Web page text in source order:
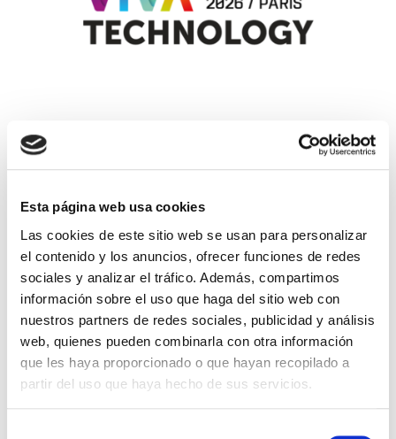
Esta página web usa cookies
Las cookies de este sitio web se usan para personalizar
el contenido y los anuncios, ofrecer funciones de redes
sociales y analizar el tráfico. Además, compartimos
información sobre el uso que haga del sitio web con
nuestros partners de redes sociales, publicidad y análisis
web, quienes pueden combinarla con otra información
que les haya proporcionado o que hayan recopilado a
partir del uso que haya hecho de sus servicios.
Empresa familiar
Tecnología e industria
INDPULS participa un año más en la misión
en Viva Technology en París
LEER ARTÍCULO →